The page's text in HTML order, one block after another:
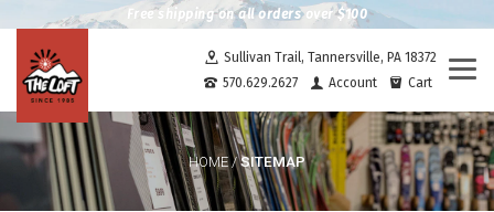
Free shipping on all orders over $100
Sullivan Trail, Tannersville, PA 18372
570.629.2627
Account Cart
HOME/SITEMAP